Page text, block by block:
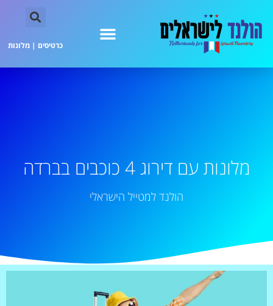
כרטיסים | מלונות
מלונות עם דירוג 4 כוכבים בברדה
הולנד למטייל הישראלי